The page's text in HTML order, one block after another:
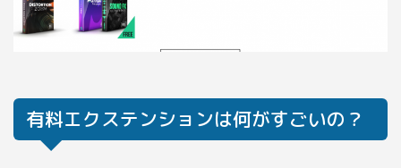
有料エクステンションは何がすごいの？